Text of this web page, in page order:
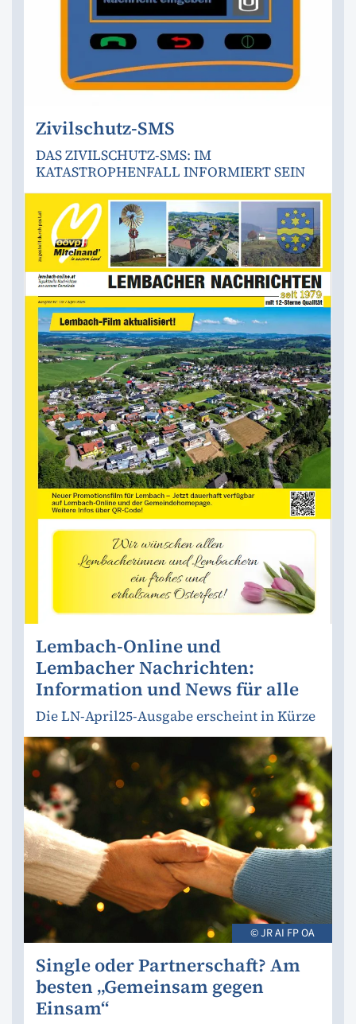
Zivilschutz-SMS
DAS ZIVILSCHUTZ-SMS: IM
KATASTROPHENFALL INFORMIERT SEIN
Lembach-Online und
Lembacher Nachrichten:
Information und News für alle
Die LN-April25-Ausgabe erscheint in Kürze
© JR AI FP OA
Single oder Partnerschaft? Am
besten „Gemeinsam gegen
Einsam“